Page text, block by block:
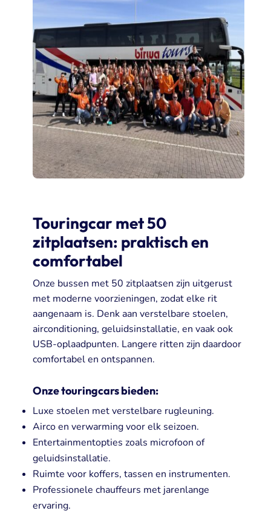
Touringcar met 50
zitplaatsen: praktisch en
comfortabel
Onze bussen met 50 zitplaatsen zijn uitgerust
met moderne voorzieningen, zodat elke rit
aangenaam is. Denk aan verstelbare stoelen,
airconditioning, geluidsinstallatie, en vaak ook
USB-oplaadpunten. Langere ritten zijn daardoor
comfortabel en ontspannen.
Onze touringcars bieden:
Luxe stoelen met verstelbare rugleuning.
Airco en verwarming voor elk seizoen.
Entertainmentopties zoals microfoon of
geluidsinstallatie.
Ruimte voor koffers, tassen en instrumenten.
Professionele chauffeurs met jarenlange
ervaring.